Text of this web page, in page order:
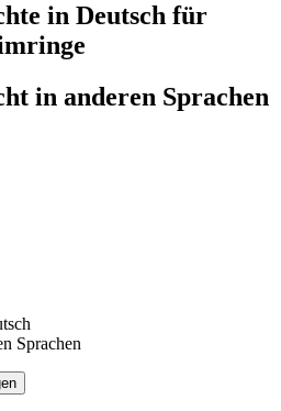
in Deutsch für
in anderen Sprachen
Sprachen